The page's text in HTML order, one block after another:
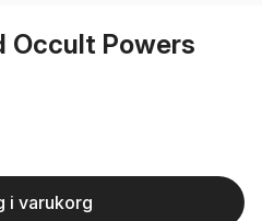
Occult Powers
i varukorg